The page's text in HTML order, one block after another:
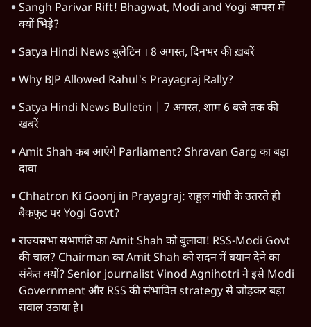
Sangh Parivar Rift! Bhagwat, Modi and Yogi आपस में
क्यों भिड़े?
Satya Hindi News बुलेटिन । 8 अगस्त, दिनभर की ख़बरें
Why BJP Allowed Rahul's Prayagraj Rally?
Satya Hindi News Bulletin | 7 अगस्त, शाम 6 बजे तक की
खबरें
Amit Shah कब आएंगे Parliament? Shravan Garg का बड़ा
दावा
Chhatron Ki Goonj in Prayagraj: राहुल गांधी के उतरते ही
बैकफुट पर Yogi Govt?
राज्यसभा सभापति का Amit Shah को बुलावा! RSS-Modi Govt
की चाल? Chairman का Amit Shah को सदन में बयान देने का
संकेत क्यों? Senior journalist Vinod Agnihotri ने इसे Modi
Government और RSS की संभावित strategy से जोड़कर बड़ा
सवाल उठाया है।